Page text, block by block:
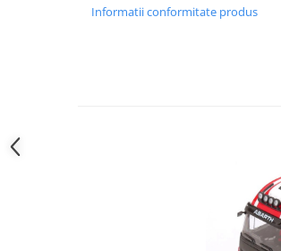
Informatii conformitate produs